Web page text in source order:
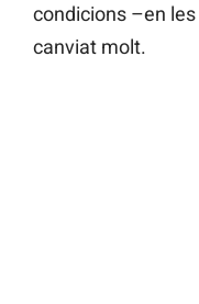
condicions –en
canviat molt.